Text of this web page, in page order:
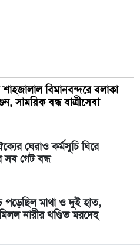
বিমানবন্দরে বলাকা
সাময়িক বন্ধ যাত্রীসেবা
ঘেরাও কর্মসূচি ঘিরে
সব গেট বন্ধ
পড়েছিল মাথা ও দুই হাত,
নারীর খণ্ডিত মরদেহ